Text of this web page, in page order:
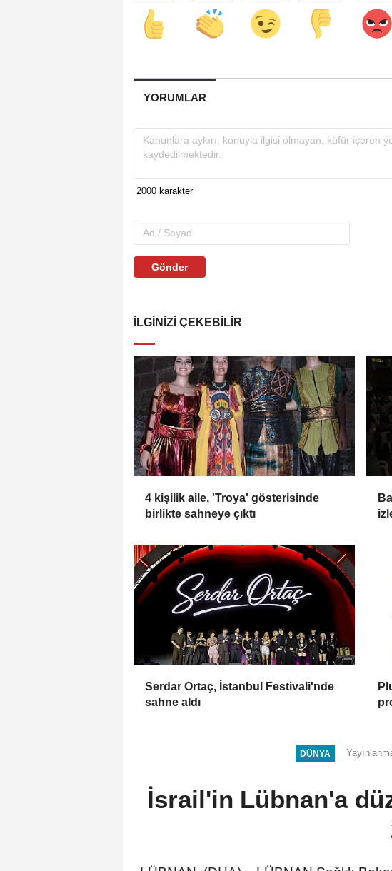
YORUMLAR
Gönder
İLGINIZI ÇEKEBILIR
4 kişilik aile, 'Troya' gösterisinde
birlikte sahneye çıktı
Serdar Ortaç, İstanbul Festivali'nde
sahne aldı
DÜNYA
İsrail'in Lübnan'a